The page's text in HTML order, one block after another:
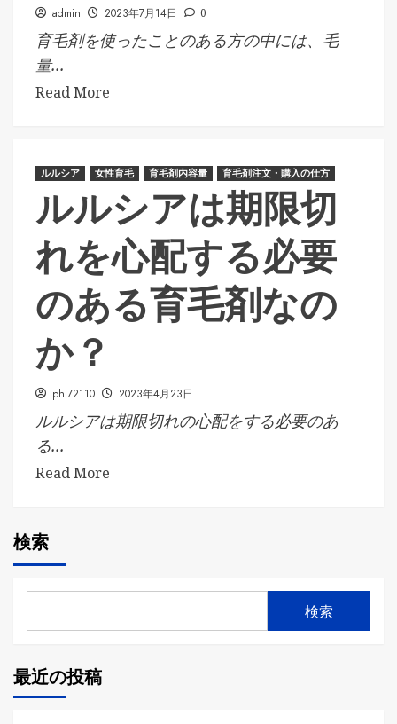
admin 2023年7月14日 0
育毛剤を使ったことのある方の中には、毛
量...
Read More
ルルシア 女性育毛 育毛剤内容量 育毛剤注文・購入の仕方
ルルシアは期限切
れを心配する必要
のある育毛剤なの
か？
phi72110 2023年4月23日
ルルシアは期限切れの心配をする必要のあ
る...
Read More
検索
検索
最近の投稿